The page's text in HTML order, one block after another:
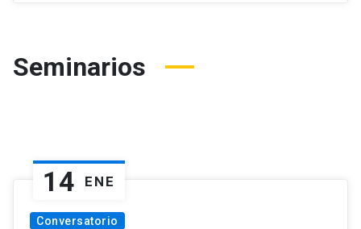
Seminarios
14 ENE
Conversatorio